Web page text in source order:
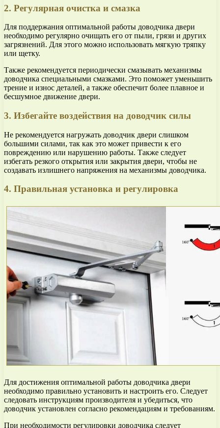
2. Регулярная очистка и смазка
Для поддержания оптимальной работы доводчика двери
необходимо регулярно очищать его от пыли, грязи и других
загрязнений. Для этого можно использовать мягкую тряпку
или щетку.
Также рекомендуется периодически смазывать механизмы
доводчика специальными смазками. Это поможет уменьшить
трение и износ деталей, а также обеспечит более плавное и
бесшумное движение двери.
3. Избегайте воздействия на доводчик силы
Не рекомендуется нагружать доводчик двери слишком
большими силами, так как это может привести к его
повреждению или нарушению работы. Также следует
избегать резкого открытия или закрытия двери, чтобы не
создавать излишнего напряжения на механизмы доводчика.
4. Правильная установка и регулировка
Для достижения оптимальной работы доводчика двери
необходимо правильно установить и настроить его. Следует
следовать инструкциям производителя и убедиться, что
доводчик установлен согласно рекомендациям и требованиям.
При необходимости регулировки доводчика следует